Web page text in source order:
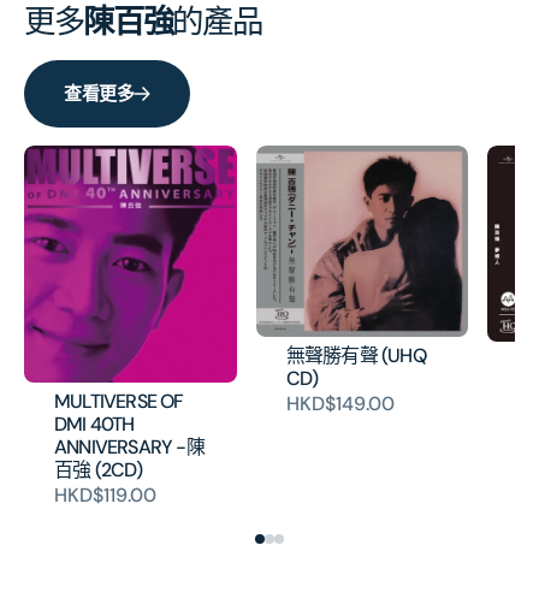
更多陳百強的產品
查看更多
MULTIVERSE OF
DMI 40TH
ANNIVERSARY -陳
百強 (2CD)
HKD$119.00
無聲勝有聲 (UHQ
CD)
HKD$149.00